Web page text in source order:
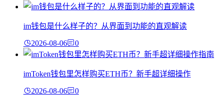
im钱包是什么样子的？从界面到功能的直观解读
2026-08-06 0
imToken钱包里怎样购买ETH币？新手超详细操作
2026-08-06 0